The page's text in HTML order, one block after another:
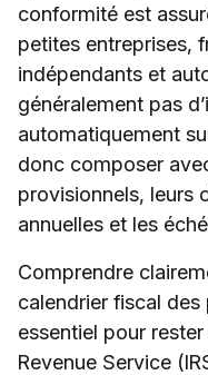
conformité est
petites entreprises,
indépendants et
généralement pas
automatiquement
donc composer
provisionnels, leurs
annuelles et les
Comprendre
calendrier fiscal
essentiel pour
Revenue Service